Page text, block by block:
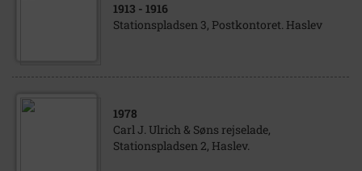
1913 - 1916
Stationspladsen 3, Postkontoret. Haslev
1978
Carl J. Ulrich & Søns rejselade,
Stationspladsen 2, Haslev.